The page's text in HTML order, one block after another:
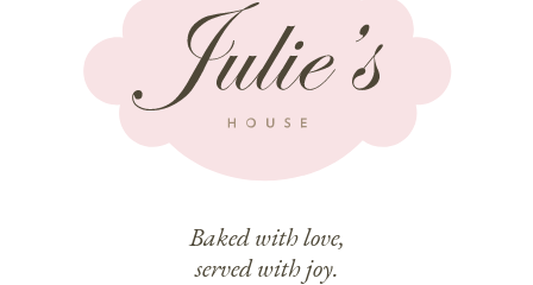
Baked with love,
served with joy.